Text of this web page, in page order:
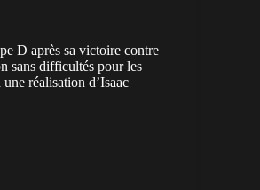
D après sa victoire contre
sans difficultés pour les
réalisation d’Isaac